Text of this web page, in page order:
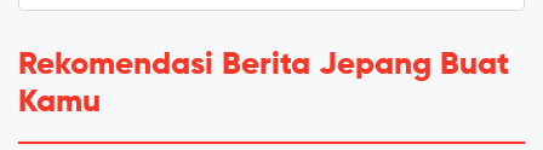
Rekomendasi Berita Jepang Buat
Kamu